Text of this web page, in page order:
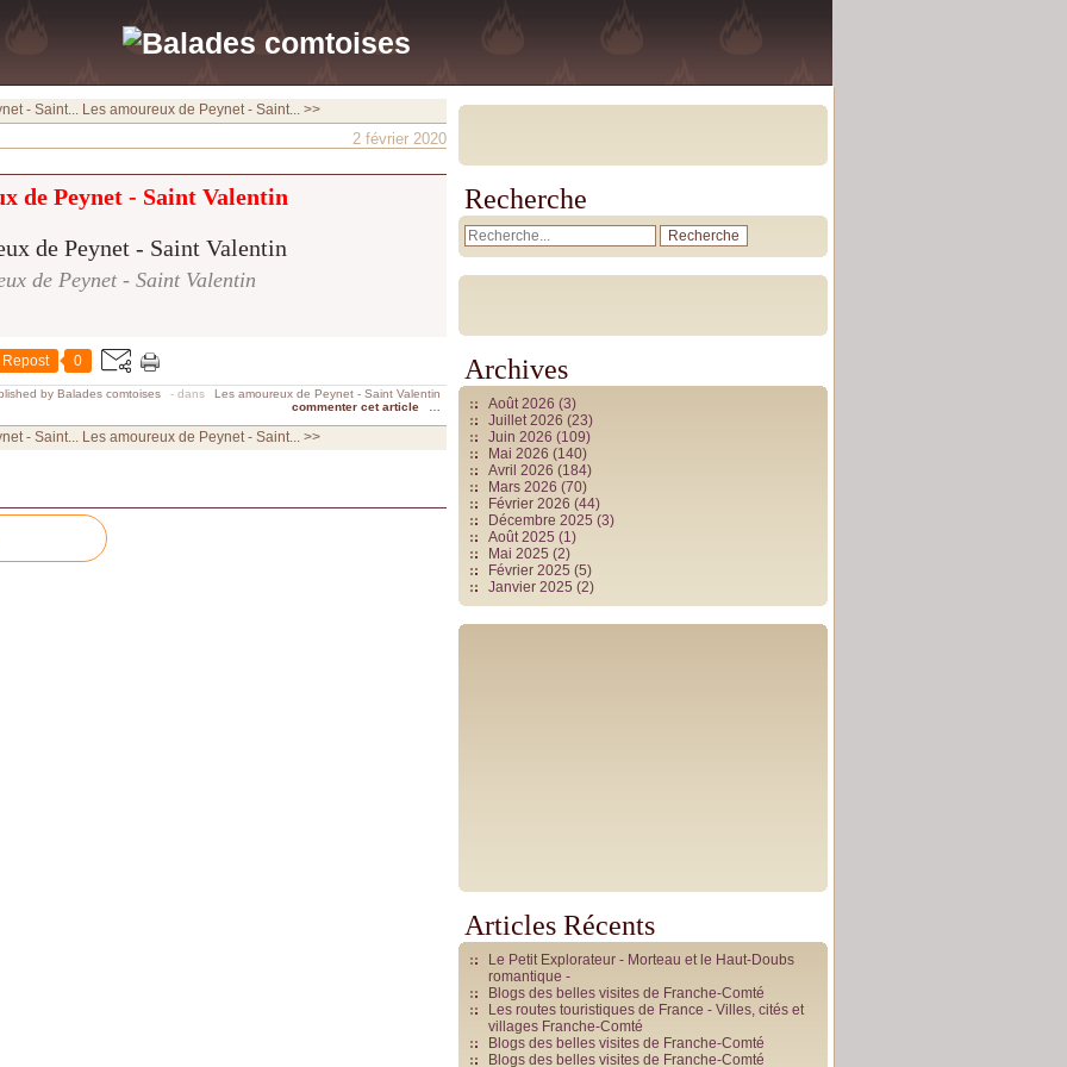
- Saint... Les amoureux de Peynet - Saint... >>
2 février 2020
de Peynet - Saint Valentin
de Peynet - Saint Valentin
Repost 0
by Balades comtoises - dans
Les amoureux de Peynet - Saint Valentin
commenter cet article
- Saint... Les amoureux de Peynet - Saint... >>
Recherche
Archives
Août 2026 (3)
Juillet 2026 (23)
Juin 2026 (109)
Mai 2026 (140)
Avril 2026 (184)
Mars 2026 (70)
Février 2026 (44)
Décembre 2025 (3)
Août 2025 (1)
Mai 2025 (2)
Février 2025 (5)
Janvier 2025 (2)
Articles Récents
Le Petit Explorateur - Morteau et le Haut-Doubs
romantique -
Blogs des belles visites de Franche-Comté
Les routes touristiques de France - Villes, cités et
villages Franche-Comté
Blogs des belles visites de Franche-Comté
Blogs des belles visites de Franche-Comté